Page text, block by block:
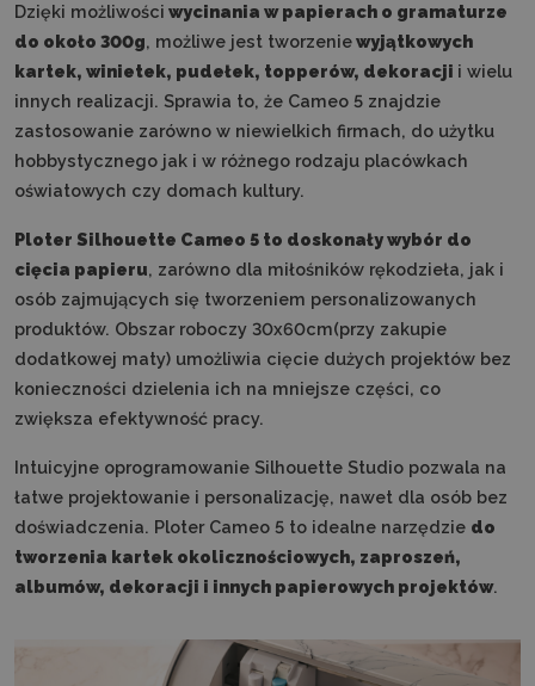
Dzięki możliwości wycinania w papierach o gramaturze
do około 300g, możliwe jest tworzeniewyjątkowych
kartek, winietek, pudełek, topperów, dekoracji i wielu
innych realizacji. Sprawia to, że Cameo 5 znajdzie
zastosowanie zarówno w niewielkich firmach, do użytku
hobbystycznego jak i w różnego rodzaju placówkach
oświatowych czy domach kultury.
Ploter Silhouette Cameo 5 to doskonały wybór do
cięcia papieru, zarówno dla miłośników rękodzieła, jak i
osób zajmujących się tworzeniem personalizowanych
produktów. Obszar roboczy 30x60cm(przy zakupie
dodatkowej maty) umożliwia cięcie dużych projektów bez
konieczności dzielenia ich na mniejsze części, co
zwiększa efektywność pracy.
Intuicyjne oprogramowanie Silhouette Studio pozwala na
łatwe projektowanie i personalizację, nawet dla osób bez
doświadczenia. Ploter Cameo 5 to idealne narzędzie do
tworzenia kartek okolicznościowych, zaproszeń,
albumów, dekoracji i innych papierowych projektów.